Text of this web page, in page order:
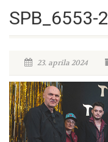
SPB_6553-2
23. aprila 2024